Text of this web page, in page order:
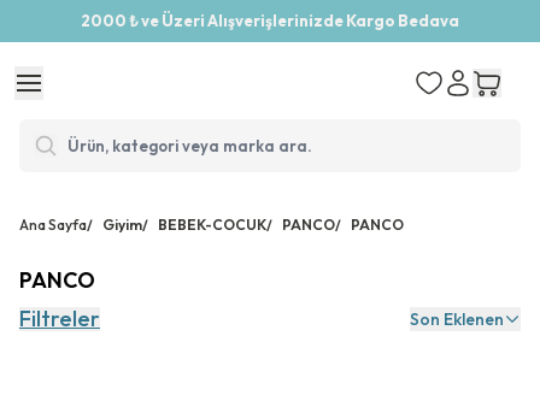
2000 ₺ ve Üzeri Alışverişlerinizde Kargo Bedava
Ana Sayfa/ Giyim/ BEBEK-COCUK/ PANCO/ PANCO
PANCO
Filtreler
Son Eklenen